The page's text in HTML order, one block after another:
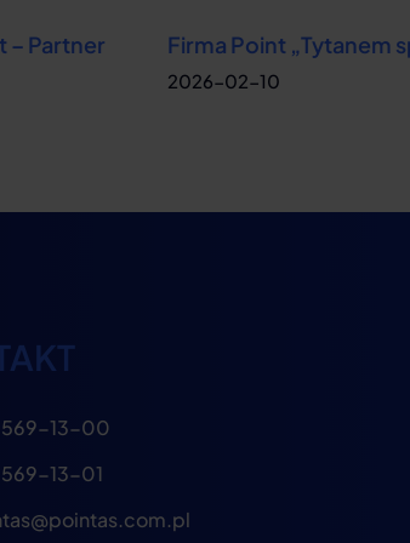
– Partner
Firma Point „Tytanem
569-13-00
569-13-01